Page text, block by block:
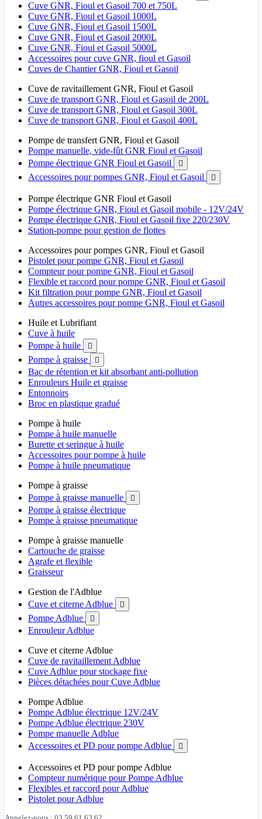
Cuve GNR, Fioul et Gasoil 700 et 750L
Cuve GNR, Fioul et Gasoil 1000L
Cuve GNR, Fioul et Gasoil 1500L
Cuve GNR, Fioul et Gasoil 2000L
Cuve GNR, Fioul et Gasoil 5000L
Accessoires pour cuve GNR, fioul et Gasoil
Cuves de Chantier GNR, Fioul et Gasoil
Cuve de ravitaillement GNR, Fioul et Gasoil
Cuve de transport GNR, Fioul et Gasoil de 200L
Cuve de transport GNR, Fioul et Gasoil 300L
Cuve de transport GNR, Fioul et Gasoil 400L
Pompe de transfert GNR, Fioul et Gasoil
Pompe manuelle, vide-fût GNR Fioul et Gasoil
Pompe électrique GNR Fioul et Gasoil

Accessoires pour pompes GNR, Fioul et Gasoil 
Pompe électrique GNR Fioul et Gasoil
Pompe électrique GNR, Fioul et Gasoil mobile - 12V/24V
Pompe électrique GNR, Fioul et Gasoil fixe 220/230V
Station-pompe pour gestion de flottes
Accessoires pour pompes GNR, Fioul et Gasoil
Pistolet pour pompe GNR, Fioul et Gasoil
Compteur pour pompe GNR, Fioul et Gasoil
Flexible et raccord pour pompe GNR, Fioul et Gasoil
Kit filtration pour pompe GNR, Fioul et Gasoil
Autres accessoires pour pompe GNR, Fioul et Gasoil
Huile et Lubrifiant
Cuve à huile
Pompe à huile

Pompe à graisse 
Bac de rétention et kit absorbant anti-pollution
Enrouleurs Huile et graisse
Entonnoirs
Broc en plastique gradué
Pompe à huile
Pompe à huile manuelle
Burette et seringue à huile
Accessoires pour pompe à huile
Pompe à huile pneumatique
Pompe à graisse
Pompe à graisse manuelle

Pompe à graisse électrique
Pompe à graisse pneumatique
Pompe à graisse manuelle
Cartouche de graisse
Agrafe et flexible
Graisseur
Gestion de l'Adblue
Cuve et citerne Adblue

Pompe Adblue 
Enrouleur Adblue
Cuve et citerne Adblue
Cuve de ravitaillement Adblue
Cuve Adblue pour stockage fixe
Pièces détachées pour Cuve Adblue
Pompe Adblue
Pompe Adblue électrique 12V/24V
Pompe Adblue électrique 230V
Pompe manuelle Adblue
Accessoires et PD pour pompe Adblue

Accessoires et PD pour pompe Adblue
Compteur numérique pour Pompe Adblue
Flexibles et raccord pour Adblue
Pistolet pour Adblue